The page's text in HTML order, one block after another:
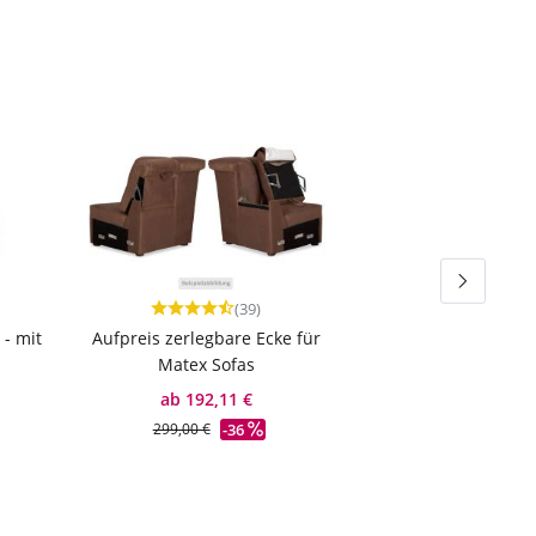
Bewertung von 4.7 von 5 Sternen
- mit
Durchschnittliche Bewertung von 4.64 von 5
(39)
Aufpreis zerlegbare Ecke für
Matex Sofas
ab 192,11 €
299,00 € -36